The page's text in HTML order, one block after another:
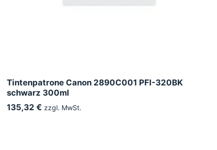
Tintenpatrone Canon 2890C001 PFI-320BK
schwarz 300ml
135,32 € zzgl. MwSt.